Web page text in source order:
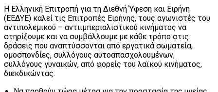
Η Ελληνική Επιτροπή για τη Διεθνή Ύφεση και Ειρήνη
(ΕΕΔΥΕ) καλεί τις Επιτροπές Ειρήνης, τους αγωνιστές του
αντιπολεμικού – αντιιμπεριαλιστικού κινήματος να
στηρίξουμε και να συμβάλλουμε με κάθε τρόπο στις
δράσεις που αναπτύσσονται από εργατικά σωματεία,
ομοσπονδίες, συλλόγους αυτοαπασχολουμένων,
συλλόγους γυναικών, από φορείς του λαϊκού κινήματος,
διεκδικώντας: